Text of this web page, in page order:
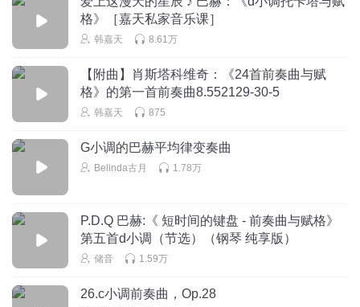
😀😀😀😀😀😀😀😀😀😀😀😀😀😀😀😀😀😀😀😀😀😀😀😃
😀😀😀😀😀😀😀😀😀找不同
回复
听友306918057 回复 @听友226637148
🇨🇳🇨🇳🇨🇳🇨🇳🇨🇳🇨🇳
🇮🇹🇫🇷🇺🇸🇺🇸🇺🇸🇺🇸🇪🇸🇪🇸🇪🇸🇷🇺🇬🇧🇬🇧🇬🇧🇰🇷
🇰🇷🗽🗽🗽🗽🗽🗽🗽🗽🗽🗽🗽🗽🗽
HHH_3l
2021-07-16
听友343694552 回复 @ HHH_3l
格》［嘉天私家音乐课］​
韩嘉天 8.61万
【附曲】肖斯塔科维奇：《24首前奏曲与赋
格》的第一首前奏曲8.552129-30-5
韩嘉天 875
G小调的巴赫平均律变奏曲
Belinda古月 1.78万
P.D.Q 巴赫:《 短时间的键盘 - 前奏曲与赋格》
第五首d小调（节选）（钢琴 纯享版）
储音 1.59万
26.c小调前奏曲，Op.28